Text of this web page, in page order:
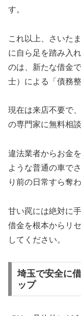
す。
これ以上、さいた
に自ら足を踏み入
のは、新たな借金
士）による「債務
現在は来店不要で
の専門家に無料相
違法業者からお金
ような普通の車で
り前の日常すら奪
甘い罠には絶対に
借金を根本からリ
してください。
埼玉で安全に
ップ